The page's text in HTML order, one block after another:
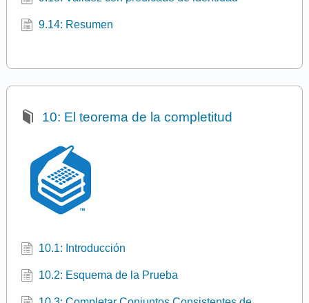
9.14: Resumen
10: El teorema de la completitud
10.1: Introducción
10.2: Esquema de la Prueba